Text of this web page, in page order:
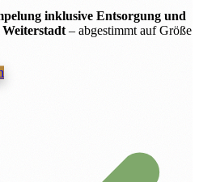
inklusive Entsorgung und
– abgestimmt auf Größe